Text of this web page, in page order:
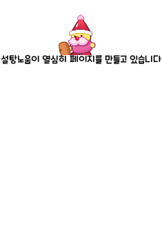
설탕노움이 열심히 페이지를 만들고 있습니다